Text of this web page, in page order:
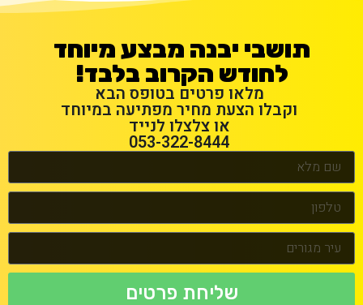
תושבי יבנה מבצע מיוחד
לחודש הקרוב בלבד!
מלאו פרטים בטופס הבא
וקבלו הצעת מחיר מפתיעה במיוחד
או צלצלו לנייד
053-322-8444
שליחת פרטים